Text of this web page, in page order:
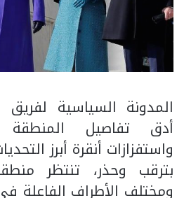
المدونة السياسية لفريق
أدق تفاصيل المنطقة
واستفزازات أنقرة أبرز
بترقب وحذر، تنتظر
ومختلف الأطراف الفاعلة